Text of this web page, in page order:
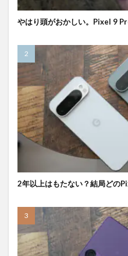
やはり頭がおかしい。Pixel 9
2年以上はもたない？結局どの